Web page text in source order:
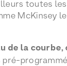
toutes
McKinsey
de la